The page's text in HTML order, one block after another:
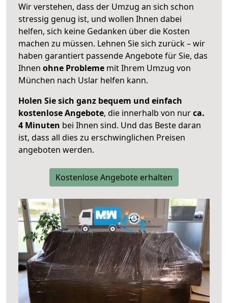
Wir verstehen, dass der Umzug an sich schon
stressig genug ist, und wollen Ihnen dabei
helfen, sich keine Gedanken über die Kosten
machen zu müssen. Lehnen Sie sich zurück – wir
haben garantiert passende Angebote für Sie, das
Ihnen ohne Probleme mit Ihrem Umzug von
München nach Uslar helfen kann.
Holen Sie sich ganz bequem und einfach
kostenlose Angebote, die innerhalb von nurca.
4 Minuten bei Ihnen sind. Und das Beste daran
ist, dass all dies zu erschwinglichen Preisen
angeboten werden.
Kostenlose Angebote erhalten